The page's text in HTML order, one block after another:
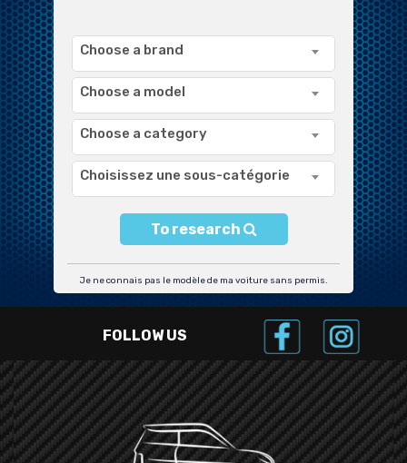
POUR UN LARGE CHOIX DE
Choose a brand
Choose a model
Choose a category
Choisissez une sous-catégorie
To research
Je ne connais pas le modèle de ma voiture sans permis.
FOLLOW US